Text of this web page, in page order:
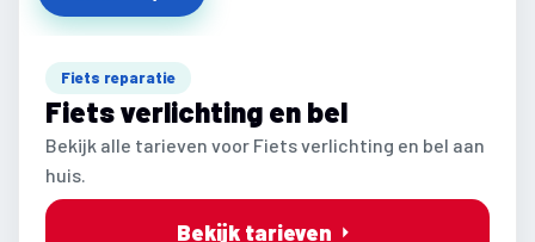
Fiets reparatie
Fiets verlichting en bel
Bekijk alle tarieven voor Fiets verlichting en bel aan
huis.
Bekijk tarieven